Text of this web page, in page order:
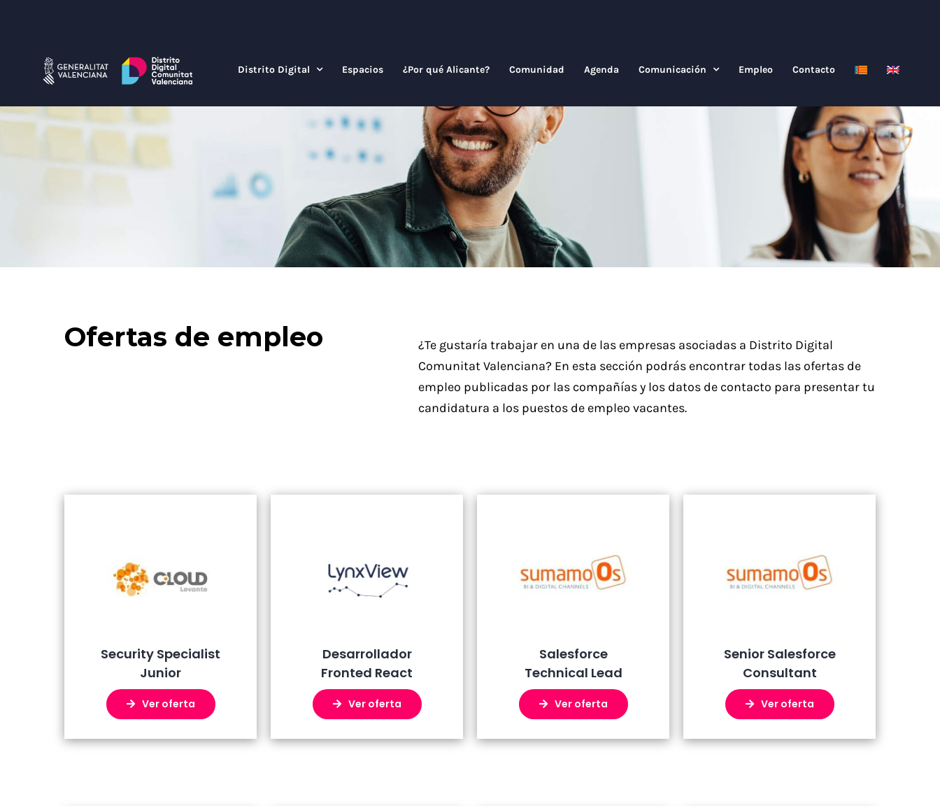
Distrito Digital Espacios ¿Por qué Alicante? Comunidad Agenda Comunicación Empleo Contacto
Ofertas de empleo
¿Te gustaría trabajar en una de las empresas asociadas a Distrito Digital
Comunitat Valenciana? En esta sección podrás encontrar todas las ofertas de
empleo publicadas por las compañías y los datos de contacto para presentar tu
candidatura a los puestos de empleo vacantes.
Security Specialist
Junior
Ver oferta
Desarrollador
Fronted React
Ver oferta
Salesforce
Technical Lead
Ver oferta
Senior Salesforce
Consultant
Ver oferta